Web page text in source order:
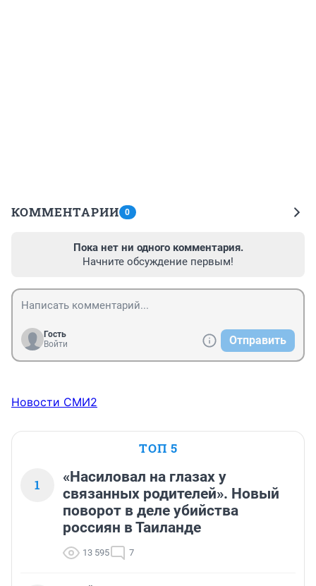
КОММЕНТАРИИ 0
Пока нет ни одного комментария.
Начните обсуждение первым!
Гость
Войти
Отправить
Новости СМИ2
ТОП 5
1
«Насиловал на глазах у
связанных родителей». Новый
поворот в деле убийства
россиян в Таиланде
13 595 7